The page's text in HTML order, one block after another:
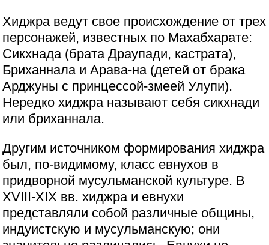
Хиджра ведут свое происхождение от трех
персонажей, известных по Махабхарате:
Сикхнада (брата Драупади, кастрата),
Бриханнала и Арава-на (детей от брака
Арджуны с принцессой-змеей Улупи).
Нередко хиджра называют себя сикхнади
или бриханнала.
Другим источником формирования хиджра
был, по-видимому, класс евнухов в
придворной мусульманской культуре. В
XVIII-XIX вв. хиджра и евнухи
представляли собой различные общины,
индуистскую и мусульманскую; они